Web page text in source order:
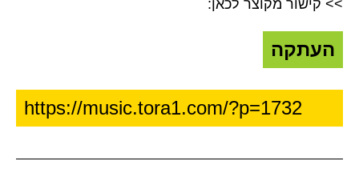
>> קישור מקוצר לכאן:
העתקה